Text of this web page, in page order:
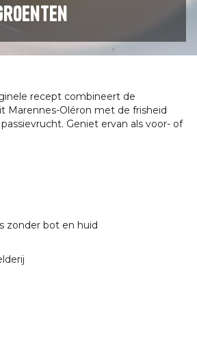
recept combineert de
Marennes-Oléron met de frisheid
Geniet ervan als voor- of
zonder bot en huid